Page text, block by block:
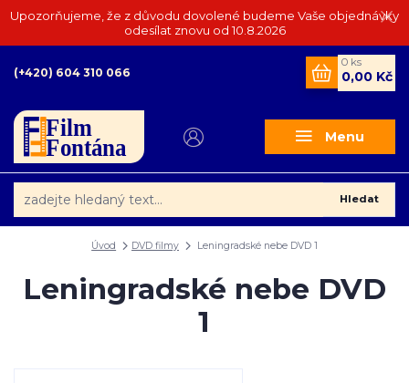
Upozorňujeme, že z důvodu dovolené budeme Vaše objednávky
odesílat znovu od 10.8.2026
Menu
Hledat
(+420) 604 310 066
0 ks
0,00 Kč
Úvod DVD filmy Leningradské nebe DVD 1
Leningradské nebe DVD
1